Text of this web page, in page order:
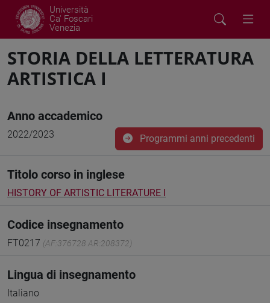
Università
Ca' Foscari
Venezia
STORIA DELLA LETTERATURA
ARTISTICA I
Anno accademico
2022/2023 Programmi anni precedenti
Titolo corso in inglese
HISTORY OF ARTISTIC LITERATURE I
Codice insegnamento
FT0217 (AF:376728 AR:208372)
Lingua di insegnamento
Italiano